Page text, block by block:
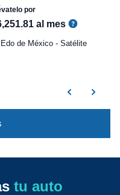
por
,251.81 al mes
Edo de México - Satélite
tu auto